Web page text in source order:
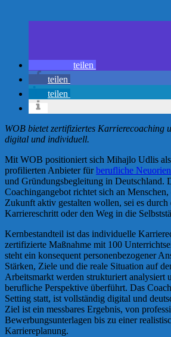
teilen
teilen
teilen
WOB bietet zertifiziertes Karrierecoaching
digital und individuell.
Mit WOB positioniert sich Mihajlo Udlis
profilierten Anbieter fürberufliche
und Gründungsbegleitung in Deutschland.
Coachingangebot richtet sich an
Zukunft aktiv gestalten wollen, sei es durch
Karriereschritt oder den Weg in die
Kernbestandteil ist das individuelle
zertifizierte Maßnahme mit 100
steht ein konsequent personenbezogener
Stärken, Ziele und die reale Situation auf
Arbeitsmarkt werden strukturiert analysiert
berufliche Perspektive überführt. Das
Setting statt, ist vollständig digital und
Ziel ist ein messbares Ergebnis, von
Bewerbungsunterlagen bis zu einer
Karriereplanung.